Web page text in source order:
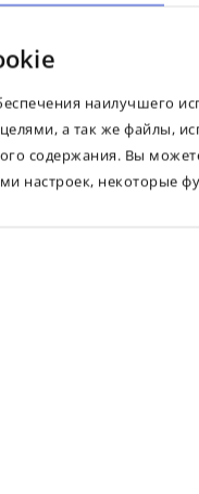
наилучшего
а так же файлы,
содержания. Вы
настроек, некоторые